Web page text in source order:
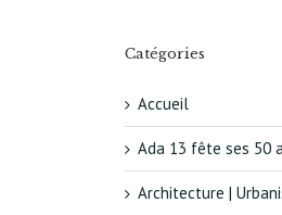
Catégories
Accueil
Ada 13 fête ses 50
Architecture |